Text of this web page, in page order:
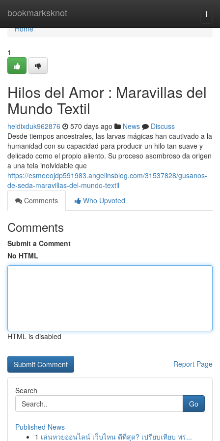
bookmarksknot
Home
Home
1
Hilos del Amor : Maravillas del
Mundo Textil
heidixduk962876 570 days ago News
Discuss
Desde tiempos ancestrales, las larvas mágicas han cautivado a la
humanidad con su capacidad para producir un hilo tan suave y
delicado como el propio aliento. Su proceso asombroso da origen
a una tela inolvidable que
https://esmeeojdp591983.angelinsblog.com/31537828/gusanos-
de-seda-maravillas-del-mundo-textil
Comments
Who Upvoted
Comments
Submit a Comment
No HTML
HTML is disabled
Report Page
Search
Go
Published News
1 เล่นหวยออนไลน์ เว็บไหน ดีที่สุด? เปรียบเทียบ พร...